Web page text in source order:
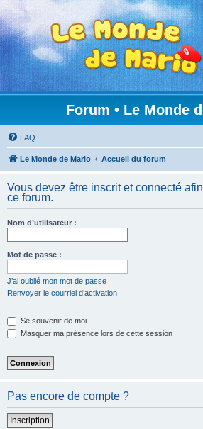
Forum • Le Monde
FAQ
Le Monde de Mario Accueil du forum
Vous devez être inscrit et connecté
ce forum.
Nom d’utilisateur :
Mot de passe :
J’ai oublié mon mot de passe
Renvoyer le courriel d’activation
Se souvenir de moi
Masquer ma présence lors de cette session
Pas encore de compte ?
Inscription